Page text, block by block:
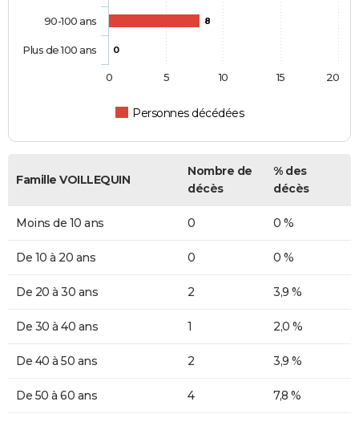
8
0
Personnes décédées
90-100 ans
Plus de 100 ans
0 5 10 15 20
Famille VOILLEQUIN
Nombre de
décès
% des
décès
Moins de 10 ans 0 0 %
De 10 à 20 ans 0 0 %
De 20 à 30 ans 2 3,9 %
De 30 à 40 ans 1 2,0 %
De 40 à 50 ans 2 3,9 %
De 50 à 60 ans 4 7,8 %